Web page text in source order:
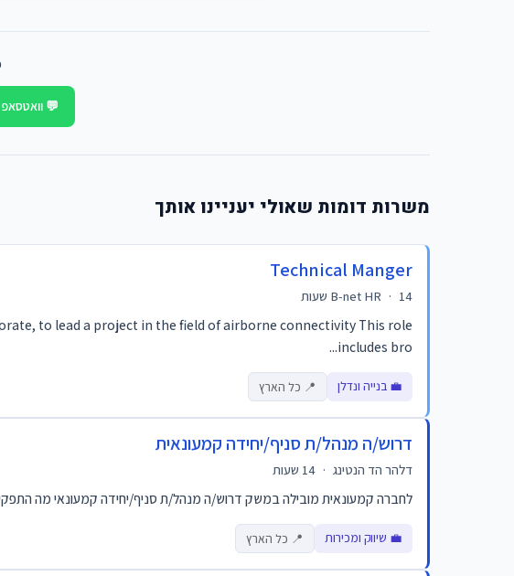
💬 וואטסאפ
משרות דומות שאולי יעניינו אותך
Technical Manger
B-net HR · 14 שעות
to lead a project in the field of airborne connectivity This role
includes bro...
💼 בנייה ונדלן 📍 כל הארץ
דרוש/ה מנהל/ת סניף/יחידה קמעונאית
דלהר הד הנטינג ·
לחברה קמעונאית מובילה במשק דרוש/ה מנהל/ת סניף/יחידה קמעונאי מה התפקיד
💼 שיווק ומכירות 📍 כל הארץ